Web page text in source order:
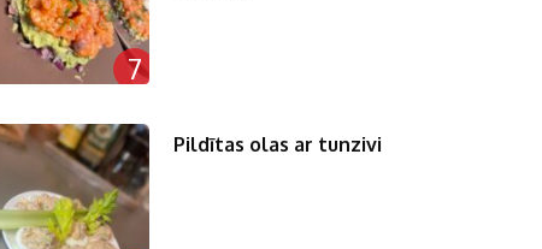
7
Pildītas olas ar tunzivi